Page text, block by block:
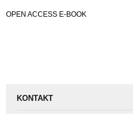
OPEN AC­CESS E-BOOK
KONTAKT